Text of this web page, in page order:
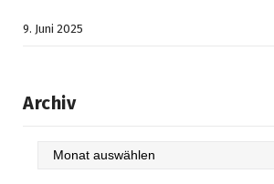
9. Juni 2025
Archiv
Archiv